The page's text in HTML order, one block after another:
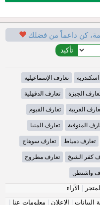
كن داعماً من فضلك
تعارف الإسماعيلية
الجيزة تعارف الدقهلية
الغربية تعارف الفيوم
المنوفية تعارف المنيا
تعارف دمياط تعارف سوهاج
كفر الشيخ تعارف مطروح
واشنطن
| الآراء
البيانات | الإعلان | معلومات عنا |